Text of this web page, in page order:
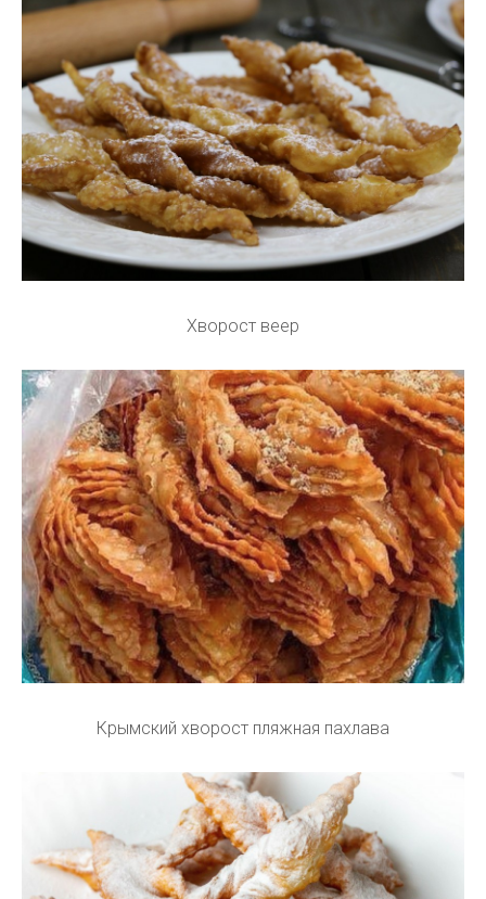
Хворост веер
Крымский хворост пляжная пахлава